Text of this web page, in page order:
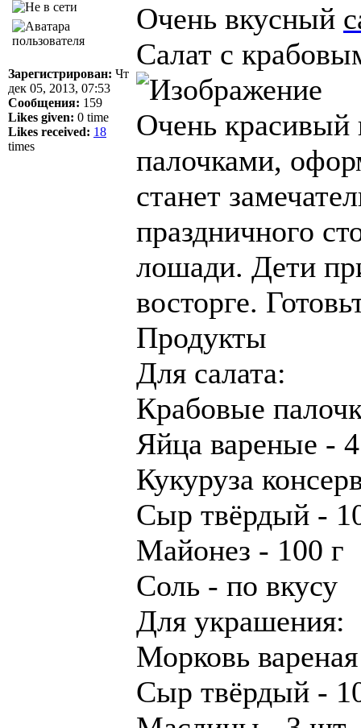
Зарегистрирован: Чт
дек 05, 2013, 07:53
Сообщения: 159
Likes given: 0 time
Likes received: 18
times
Очень вкусный
Салат с
Очень красивый
палочками,
станет
праздничного
лошади. Дети
восторге.
Продукты
Для салата:
Крабовые
Яйца вареные -
Кукуруза
Сыр твёрдый -
Майонез - 100 г
Соль - по вкусу
Для украшения:
Морковь
Сыр твёрдый -